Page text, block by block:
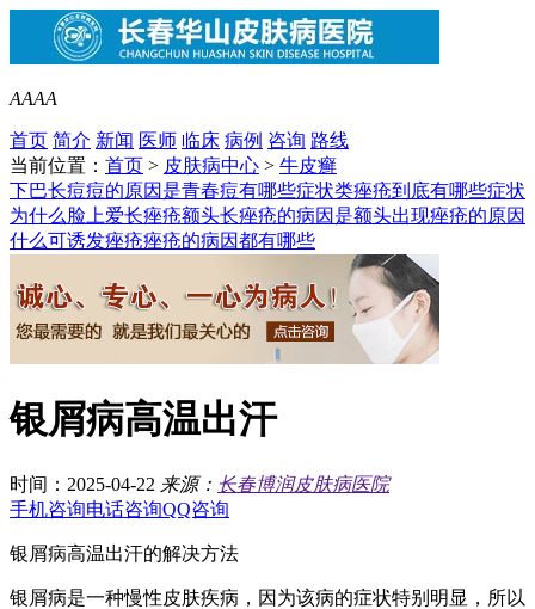
AAAA
首页 简介 新闻 医师 临床 病例 咨询 路线
当前位置： 首页 > 皮肤病中心 > 牛皮癣
下巴长痘痘的原因是青春痘有哪些症状类痤疮到底有哪些症状
为什么脸上爱长痤疮额头长痤疮的病因是额头出现痤疮的原因
什么可诱发痤疮痤疮的病因都有哪些
银屑病高温出汗
时间：2025-04-22 来源： 长春博润皮肤病医院
手机咨询电话咨询QQ咨询
银屑病高温出汗的解决方法
银屑病是一种慢性皮肤疾病，因为该病的症状特别明显，所以